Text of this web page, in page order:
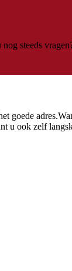
steeds
goede
ook zelf